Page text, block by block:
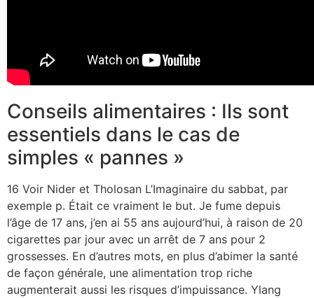
Conseils alimentaires : Ils sont
essentiels dans le cas de
simples « pannes »
16 Voir Nider et Tholosan L’Imaginaire du sabbat, par
exemple p. Était ce vraiment le but. Je fume depuis
l’âge de 17 ans, j’en ai 55 ans aujourd’hui, à raison de 20
cigarettes par jour avec un arrêt de 7 ans pour 2
grossesses. En d’autres mots, en plus d’abimer la santé
de façon générale, une alimentation trop riche
augmenterait aussi les risques d’impuissance. Ylang